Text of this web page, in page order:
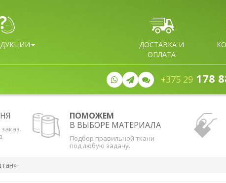
ДОСТАВКА И
ОПЛАТА
+375 29178
ПОМОЖЕМ
В ВЫБОРЕ МАТЕРИАЛА
Подбор правильной ткани
под любую задачу.